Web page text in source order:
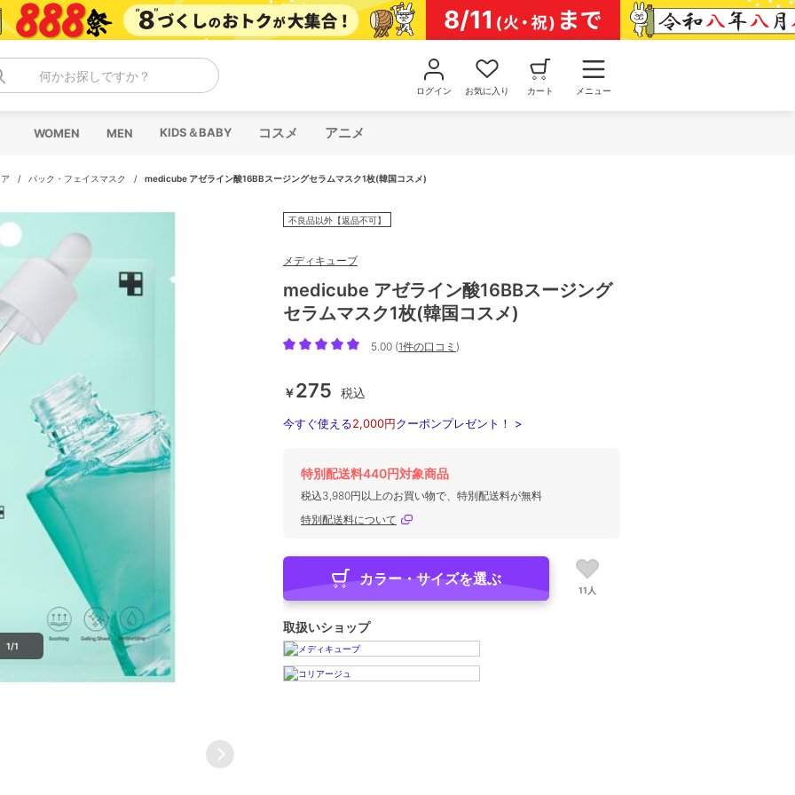
何かお探しですか？
ログイン お気に入り カート メニュー
WOMEN MEN KIDS＆BABY コスメ アニメ
/ パック・フェイスマスク / medicube アゼライン酸16BBスージングセラムマスク1枚(韓国コスメ)
1/1
不良品以外【返品不可】
メディキューブ
medicube アゼライン酸16BBスージング
セラムマスク1枚(韓国コスメ)
5.00 (1件の口コミ )
￥275 税込
今すぐ使える2,000円クーポンプレゼント！ >
特別配送料440円対象商品
税込3,980円以上のお買い物で、特別配送料が無料
特別配送料について
カラー・サイズを選ぶ
11人
取扱いショップ